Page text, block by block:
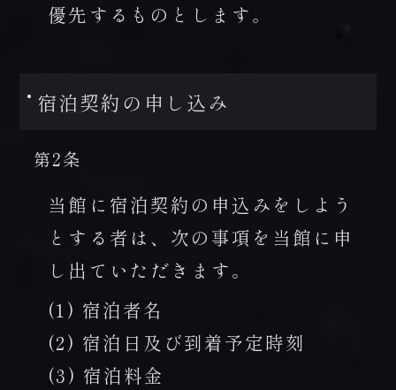
優先するものとします。
宿泊契約の申し込み
第2条
当館に宿泊契約の申込みをしよう
とする者は、次の事項を当館に申
し出ていただきます。
(1) 宿泊者名
(2) 宿泊日及び到着予定時刻
(3) 宿泊料金